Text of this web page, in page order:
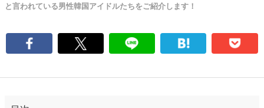
と言われている男性韓国アイドルたちをご紹介します！